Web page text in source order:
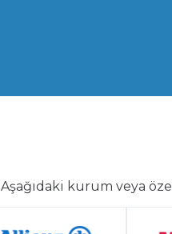
Aşağıdaki kurum veya